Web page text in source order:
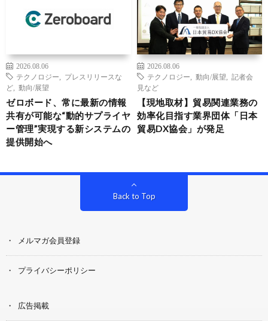
2026.08.06
テクノロジー
プレスリリースな
ど
動向/展望
ゼロボード、常に最新の情報
共有が可能な“動的サプライヤ
ー管理”実現する新システムの
提供開始へ
2026.08.06
テクノロジー
動向/展望
記者会
見など
【現地取材】貿易関連業務の
効率化目指す業界団体「日本
貿易DX協会」が発足
Back to Top
メルマガ会員登録
プライバシーポリシー
広告掲載